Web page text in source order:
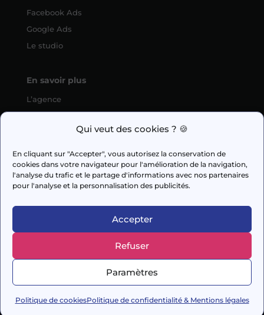
Qui veut des cookies ? 🍪
En cliquant sur "Accepter", vous autorisez la conservation de
cookies dans votre navigateur pour l'amélioration de la navigation,
l'analyse du trafic et le partage d'informations avec nos partenaires
pour l'analyse et la personnalisation des publicités.
Accepter
Refuser
Paramètres
Politique de cookiesPolitique de confidentialité & Mentions légales
Facebook Ads
Google Ads
Le studio
En savoir plus
L’agence
  
– Conçu avec soin parDigitalSeeds–Mentions
légales